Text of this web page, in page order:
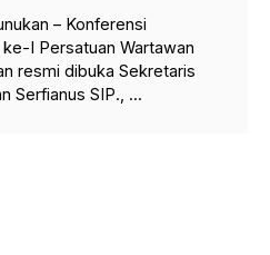
– Konferensi
I Persatuan Wartawan
resmi dibuka Sekretaris
Serfianus SIP., ...